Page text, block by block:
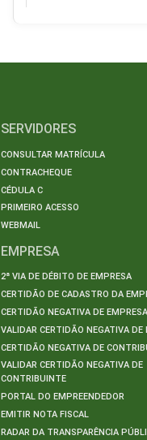
SERVIDORES
CONSULTAR MATRÍCULA
CONTRACHEQUE
CÉDULA C
PRIMEIRO ACESSO
WEBMAIL
EMPRESA
2ª VIA DE DÉBITO DE EMPRESA
CERTIDÃO DE CADASTRO DA
CERTIDÃO NEGATIVA DE EMPRESA
VALIDAR CERTIDÃO NEGATIVA DE
CERTIDÃO NEGATIVA DE
VALIDAR CERTIDÃO NEGATIVA DE
CONTRIBUINTE
PORTAL DO EMPREENDEDOR
EMITIR NOTA FISCAL
RADAR DA TRANSPARÊNCIA